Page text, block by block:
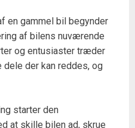
en gammel bil begynder
af bilens nuværende
og entusiaster træder
der kan reddes, og
starter den
at skille bilen ad, skrue